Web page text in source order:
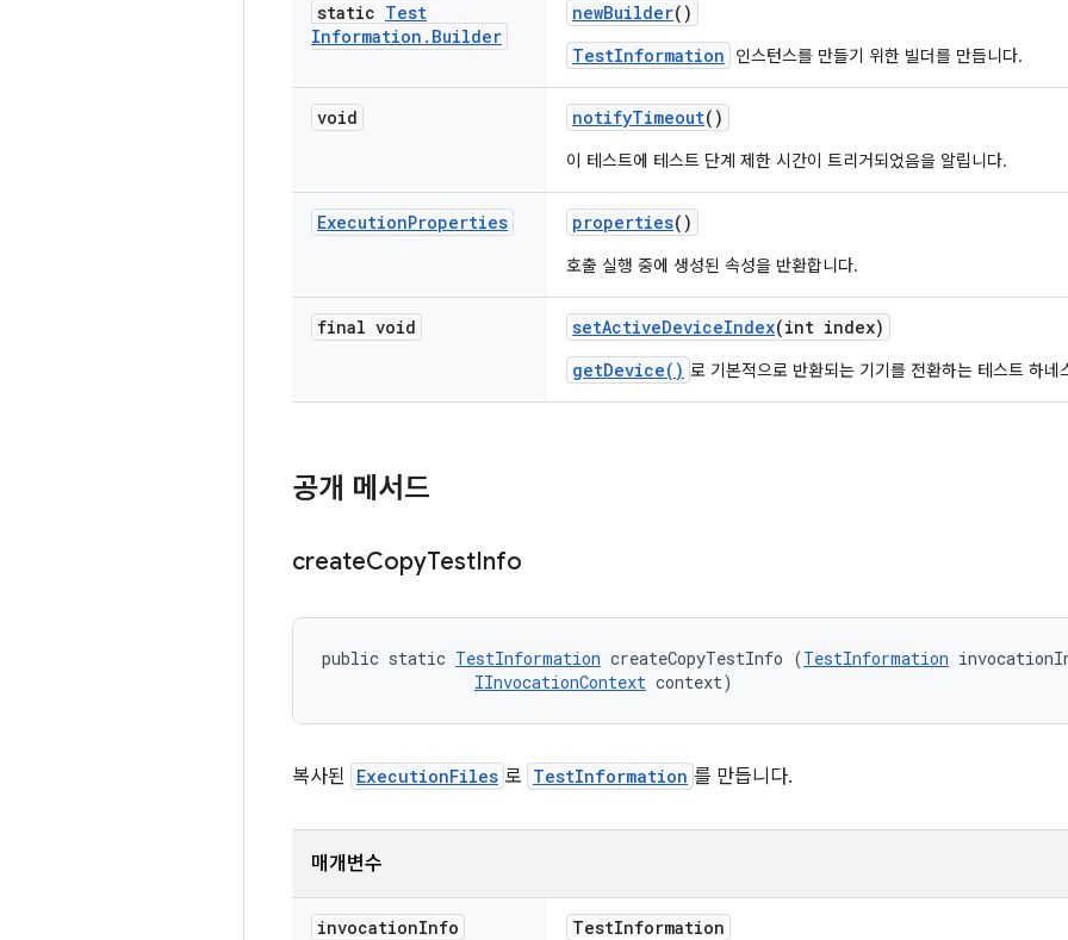
static Test
Information . Builder
newBuilder()
TestInformation
인스턴스를 만들기 위한 빌더를 만듭니다.
void notifyTimeout()
이 테스트에 테스트 단계 제한 시간이 트리거되었음을 알립니다.
ExecutionProperties properties()
호출 실행 중에 생성된 속성을 반환합니다.
final void setActiveDeviceIndex(int index)
getDevice() 로 기본적으로 반환되는 기기를 전환하는 테스트 하네
공개 메서드
createCopyTestInfo
public static TestInformation createCopyTestInfo (TestInformation
IInvocationContext context)
복사된 ExecutionFiles 로 TestInformation 를 만듭니다.
매개변수
invocationInfo TestInformation